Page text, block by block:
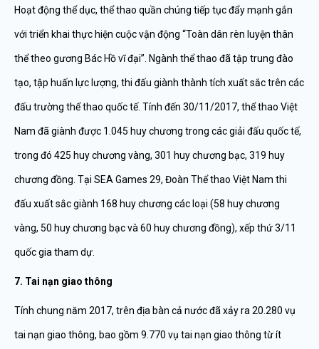
Hoạt động thể dục, thể thao quần chúng tiếp tục đẩy mạnh gắn
với triển khai thực hiện cuộc vận động “Toàn dân rèn luyện thân
thể theo gương Bác Hồ vĩ đại”. Ngành thể thao đã tập trung đào
tạo, tập huấn lực lượng, thi đấu giành thành tích xuất sắc trên các
đấu trường thể thao quốc tế. Tính đến 30/11/2017, thể thao Việt
Nam đã giành được 1.045 huy chương trong các giải đấu quốc tế,
trong đó 425 huy chương vàng, 301 huy chương bạc, 319 huy
chương đồng. Tại SEA Games 29, Đoàn Thể thao Việt Nam thi
đấu xuất sắc giành 168 huy chương các loại (58 huy chương
vàng, 50 huy chương bạc và 60 huy chương đồng), xếp thứ 3/11
quốc gia tham dự.
7. Tai nạn giao thông
Tính chung năm 2017, trên địa bàn cả nước đã xảy ra 20.280 vụ
tai nạn giao thông, bao gồm 9.770 vụ tai nạn giao thông từ ít